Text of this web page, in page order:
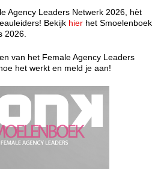
Agency Leaders Netwerk 2026, hèt
Bekijk hier het Smoelenboek
2026.
van het Female Agency Leaders
het werkt en meld je aan!